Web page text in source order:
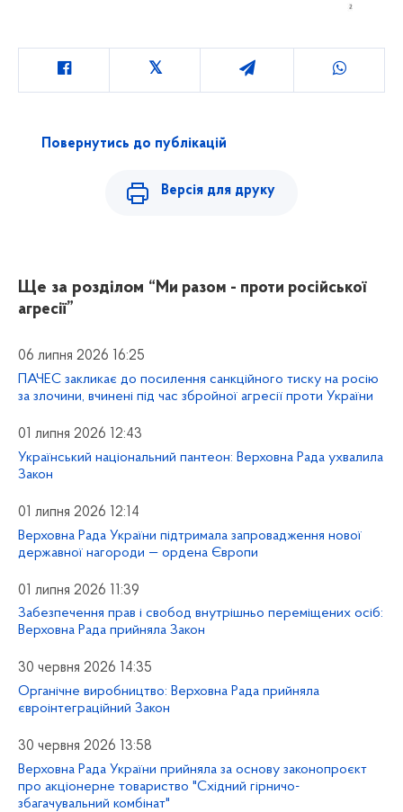
Повернутись до публікацій
Версія для друку
Ще за розділом “Ми разом - проти російської
агресії”
06 липня 2026 16:25
ПАЧЕС закликає до посилення санкційного тиску на росію
за злочини, вчинені під час збройної агресії проти України
01 липня 2026 12:43
Український національний пантеон: Верховна Рада ухвалила
Закон
01 липня 2026 12:14
Верховна Рада України підтримала запровадження нової
державної нагороди — ордена Європи
01 липня 2026 11:39
Забезпечення прав і свобод внутрішньо переміщених осіб:
Верховна Рада прийняла Закон
30 червня 2026 14:35
Органічне виробництво: Верховна Рада прийняла
євроінтеграційний Закон
30 червня 2026 13:58
Верховна Рада України прийняла за основу законопроєкт
про акціонерне товариство "Східний гірничо-
збагачувальний комбінат"